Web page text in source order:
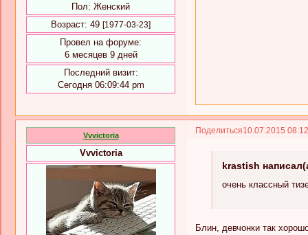
Пол: Женский
Возраст: 49 [1977-03-23]
Провел на форуме:
6 месяцев 9 дней
Последний визит:
Сегодня 06:09:44 pm
Поделиться10.07.2015
Vvvictoria
Vvvictoria
krastish
очень классный
Блин, девчонки так